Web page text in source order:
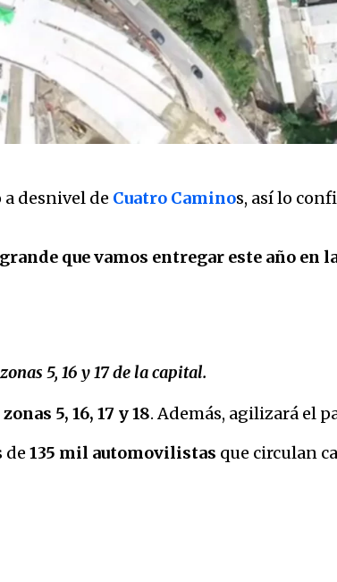
desnivel de Cuatro Caminos, así lo
que vamos entregar este año en
5, 16 y 17 de la capital.
5, 16, 17 y 18. Además, agilizará el
de 135 mil automovilistas que circulan